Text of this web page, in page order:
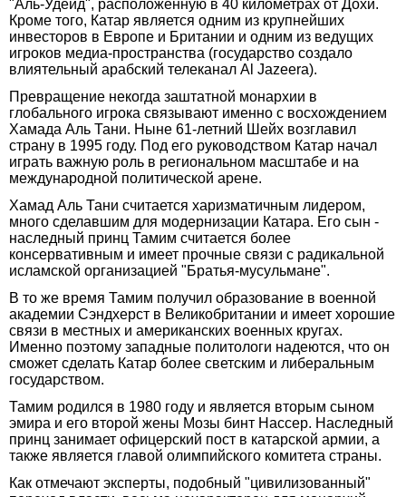
"Аль-Удейд", расположенную в 40 километрах от Дохи.
Кроме того, Катар является одним из крупнейших
инвесторов в Европе и Британии и одним из ведущих
игроков медиа-пространства (государство создало
влиятельный арабский телеканал Al Jazeera).
Превращение некогда заштатной монархии в
глобального игрока связывают именно с восхождением
Хамада Аль Тани. Ныне 61-летний Шейх возглавил
страну в 1995 году. Под его руководством Катар начал
играть важную роль в региональном масштабе и на
международной политической арене.
Хамад Аль Тани считается харизматичным лидером,
много сделавшим для модернизации Катара. Его сын -
наследный принц Тамим считается более
консервативным и имеет прочные связи с радикальной
исламской организацией "Братья-мусульмане".
В то же время Тамим получил образование в военной
академии Сэндхерст в Великобритании и имеет хорошие
связи в местных и американских военных кругах.
Именно поэтому западные политологи надеются, что он
сможет сделать Катар более светским и либеральным
государством.
Тамим родился в 1980 году и является вторым сыном
эмира и его второй жены Мозы бинт Нассер. Наследный
принц занимает офицерский пост в катарской армии, а
также является главой олимпийского комитета страны.
Как отмечают эксперты, подобный "цивилизованный"